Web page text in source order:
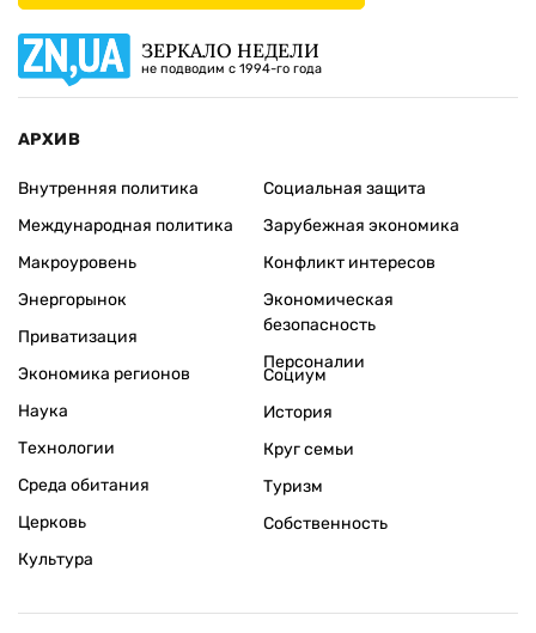
ЗЕРКАЛО НЕДЕЛИ
не подводим с 1994-го года
АРХИВ
Внутренняя политика
Международная политика
Макроуровень
Энергорынок
Приватизация
Экономика регионов
Социальная защита
Зарубежная экономика
Конфликт интересов
Экономическая
безопасность
Персоналии
Наука
Технологии
Среда обитания
Церковь
Культура
Социум
История
Круг семьи
Туризм
Собственность